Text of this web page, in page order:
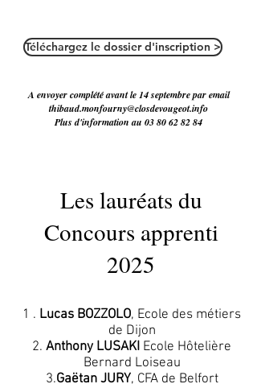
Téléchargez le dossier d'inscription >
A envoyer complété avant le 14 septembre par email
thibaud.monfourny@closdevougeot.info
Plus d'information au 03 80 62 82 84
Les lauréats du
Concours apprenti
2025
1 . Lucas BOZZOLO, Ecole des métiers
de Dijon
2. Anthony LUSAKI Ecole Hôtelière
Bernard Loiseau
3.Gaëtan JURY, CFA de Belfort